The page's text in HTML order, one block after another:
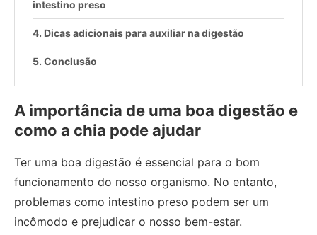
intestino preso
Dicas adicionais para auxiliar na digestão
Conclusão
A importância de uma boa digestão e
como a chia pode ajudar
Ter uma boa digestão é essencial para o bom
funcionamento do nosso organismo. No entanto,
problemas como intestino preso podem ser um
incômodo e prejudicar o nosso bem-estar.